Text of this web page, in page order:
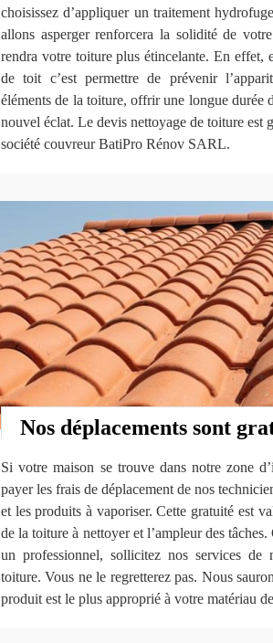
choisissez d’appliquer un traitement
allons asperger renforcera la solidité de
rendra votre toiture plus étincelante. En effet,
de toit c’est permettre de prévenir
éléments de la toiture, offrir une longue durée
nouvel éclat. Le devis nettoyage de toiture est
société couvreur BatiPro Rénov SARL.
Nos déplacements sont
Si votre maison se trouve dans notre zone
payer les frais de déplacement de nos
et les produits à vaporiser. Cette gratuité est
de la toiture à nettoyer et l’ampleur des
un professionnel, sollicitez nos services de
toiture. Vous ne le regretterez pas. Nous
produit est le plus approprié à votre matériau